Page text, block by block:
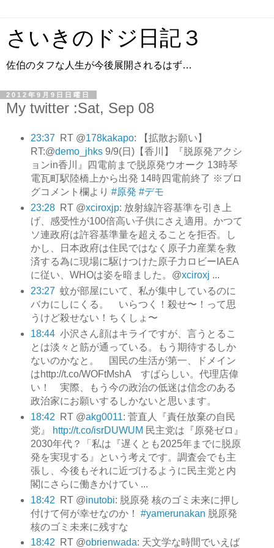
さいきのドジ日記３
佐伯のタフな人生が今後展開されるはず…
2012年9月9日日曜日
My twitter :Sat, Sep 08
23:37 RT @178kakapo: 【拡散お願い】
RT:@demo_jhks9/9(日)【香川】『脱原発アクシ
ョンin香川』四電前まで脱原発ウオーク 13時琴
電瓦町駅陸橋上から出発 14時四電前終了 ※ブロ
グコメント欄より #原発 #デモ
23:28
RT @xciroxjp: 放射線許容基準を引き上
げ、感受性が100倍高い子供にさえ適用。かつて
ソ連政府は許容基準量を超えることを拒否。し
かし、日本政府は住民ではなく原子力産業を救
済する為に現場に駆けつけた原子力ロビーIAEA
に従い、WHOは姿を暗ました。@xciroxj ...
23:27 蚊が部屋にいて、私が集中しているのに
バカにしにくる。 いらつく！殺せ〜！って思
うけど殺せない！ちくしょ〜
18:44 小沢さん顔はキライですが、言うとるこ
とは淡々と筋が通っている。もう期待するしか
ないのかなと。 国民の生活が第一、ドメイン
はhttp://t.co/WOFtMshA すばらしい。代理店偉
い！ 実際、もう今の政治の低迷は信念のある
政治家にお願いするしかないと思います。
18:42
RT @akg0011: 菅直人『責任放棄の自民
党』
http://t.co/isrDUWUM 民主党は『原発ゼロ』
2030年代？「私は『遅くとも2025年までに脱原
発を実現する』という考えです。調査会でも主
張し、今後もそれに近づけるように民主党と内
閣にさらに働きかけてい ...
18:42
RT @inutobi: 脱原発 核のゴミ未来に押し
付けて何が幸せなのか！ #yamerunakan 脱原発
核のゴミ未来に残すな
18:42
RT @obrienwada: 天文学な時間でいえば